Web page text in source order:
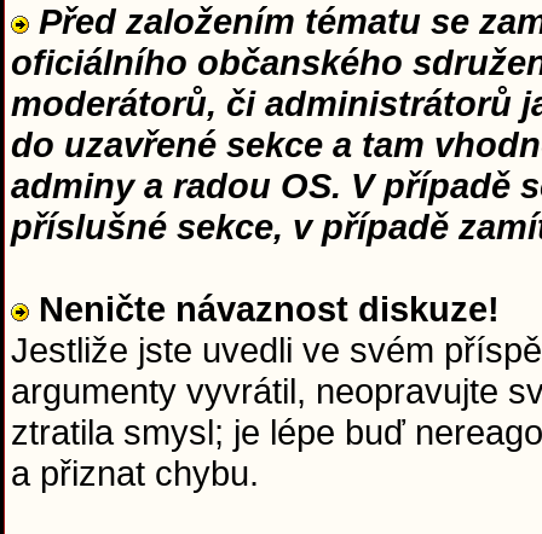
Před založením tématu se
oficiálního občanského
moderátorů, či administrátorů
do uzavřené sekce a tam
adminy a radou OS. V případě
příslušné sekce, v případě
Neničte návaznost diskuze!
Jestliže jste uvedli ve svém
argumenty vyvrátil, neopravujte
ztratila smysl; je lépe buď
a přiznat chybu.